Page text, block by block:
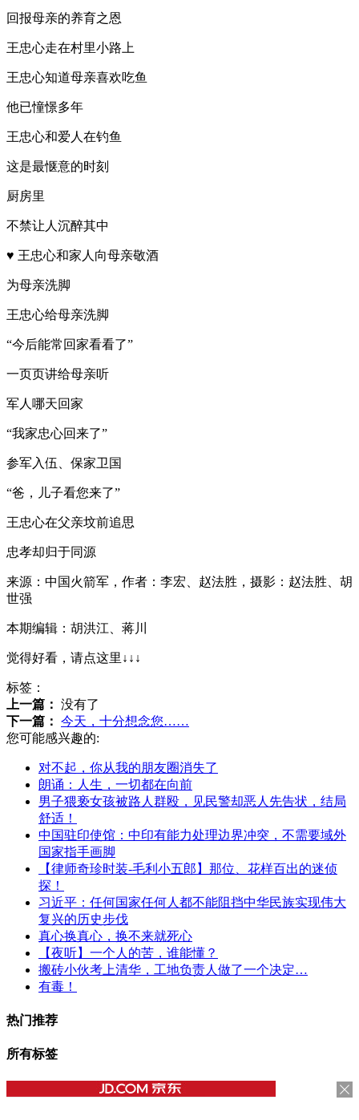
回报母亲的养育之恩
王忠心走在村里小路上
王忠心知道母亲喜欢吃鱼
他已憧憬多年
王忠心和爱人在钓鱼
这是最惬意的时刻
厨房里
不禁让人沉醉其中
♥ 王忠心和家人向母亲敬酒
为母亲洗脚
王忠心给母亲洗脚
“今后能常回家看看了”
一页页讲给母亲听
军人哪天回家
“我家忠心回来了”
参军入伍、保家卫国
“爸，儿子看您来了”
王忠心在父亲坟前追思
忠孝却归于同源
来源：中国火箭军，作者：李宏、赵法胜，摄影：赵法胜、胡
世强
本期编辑：胡洪江、蒋川
觉得好看，请点这里↓↓↓
标签：
上一篇： 没有了
下一篇： 今天，十分想念您……
您可能感兴趣的:
对不起，你从我的朋友圈消失了
朗诵：人生，一切都在向前
男子猥亵女孩被路人群殴，见民警却恶人先告状，结局
舒适！
中国驻印使馆：中印有能力处理边界冲突，不需要域外
国家指手画脚
【律师奇珍时装-毛利小五郎】那位、花样百出的迷侦
探！
习近平：任何国家任何人都不能阻挡中华民族实现伟大
复兴的历史步伐
真心换真心，换不来就死心
【夜听】一个人的苦，谁能懂？
搬砖小伙考上清华，工地负责人做了一个决定…
有毒！
热门推荐
所有标签